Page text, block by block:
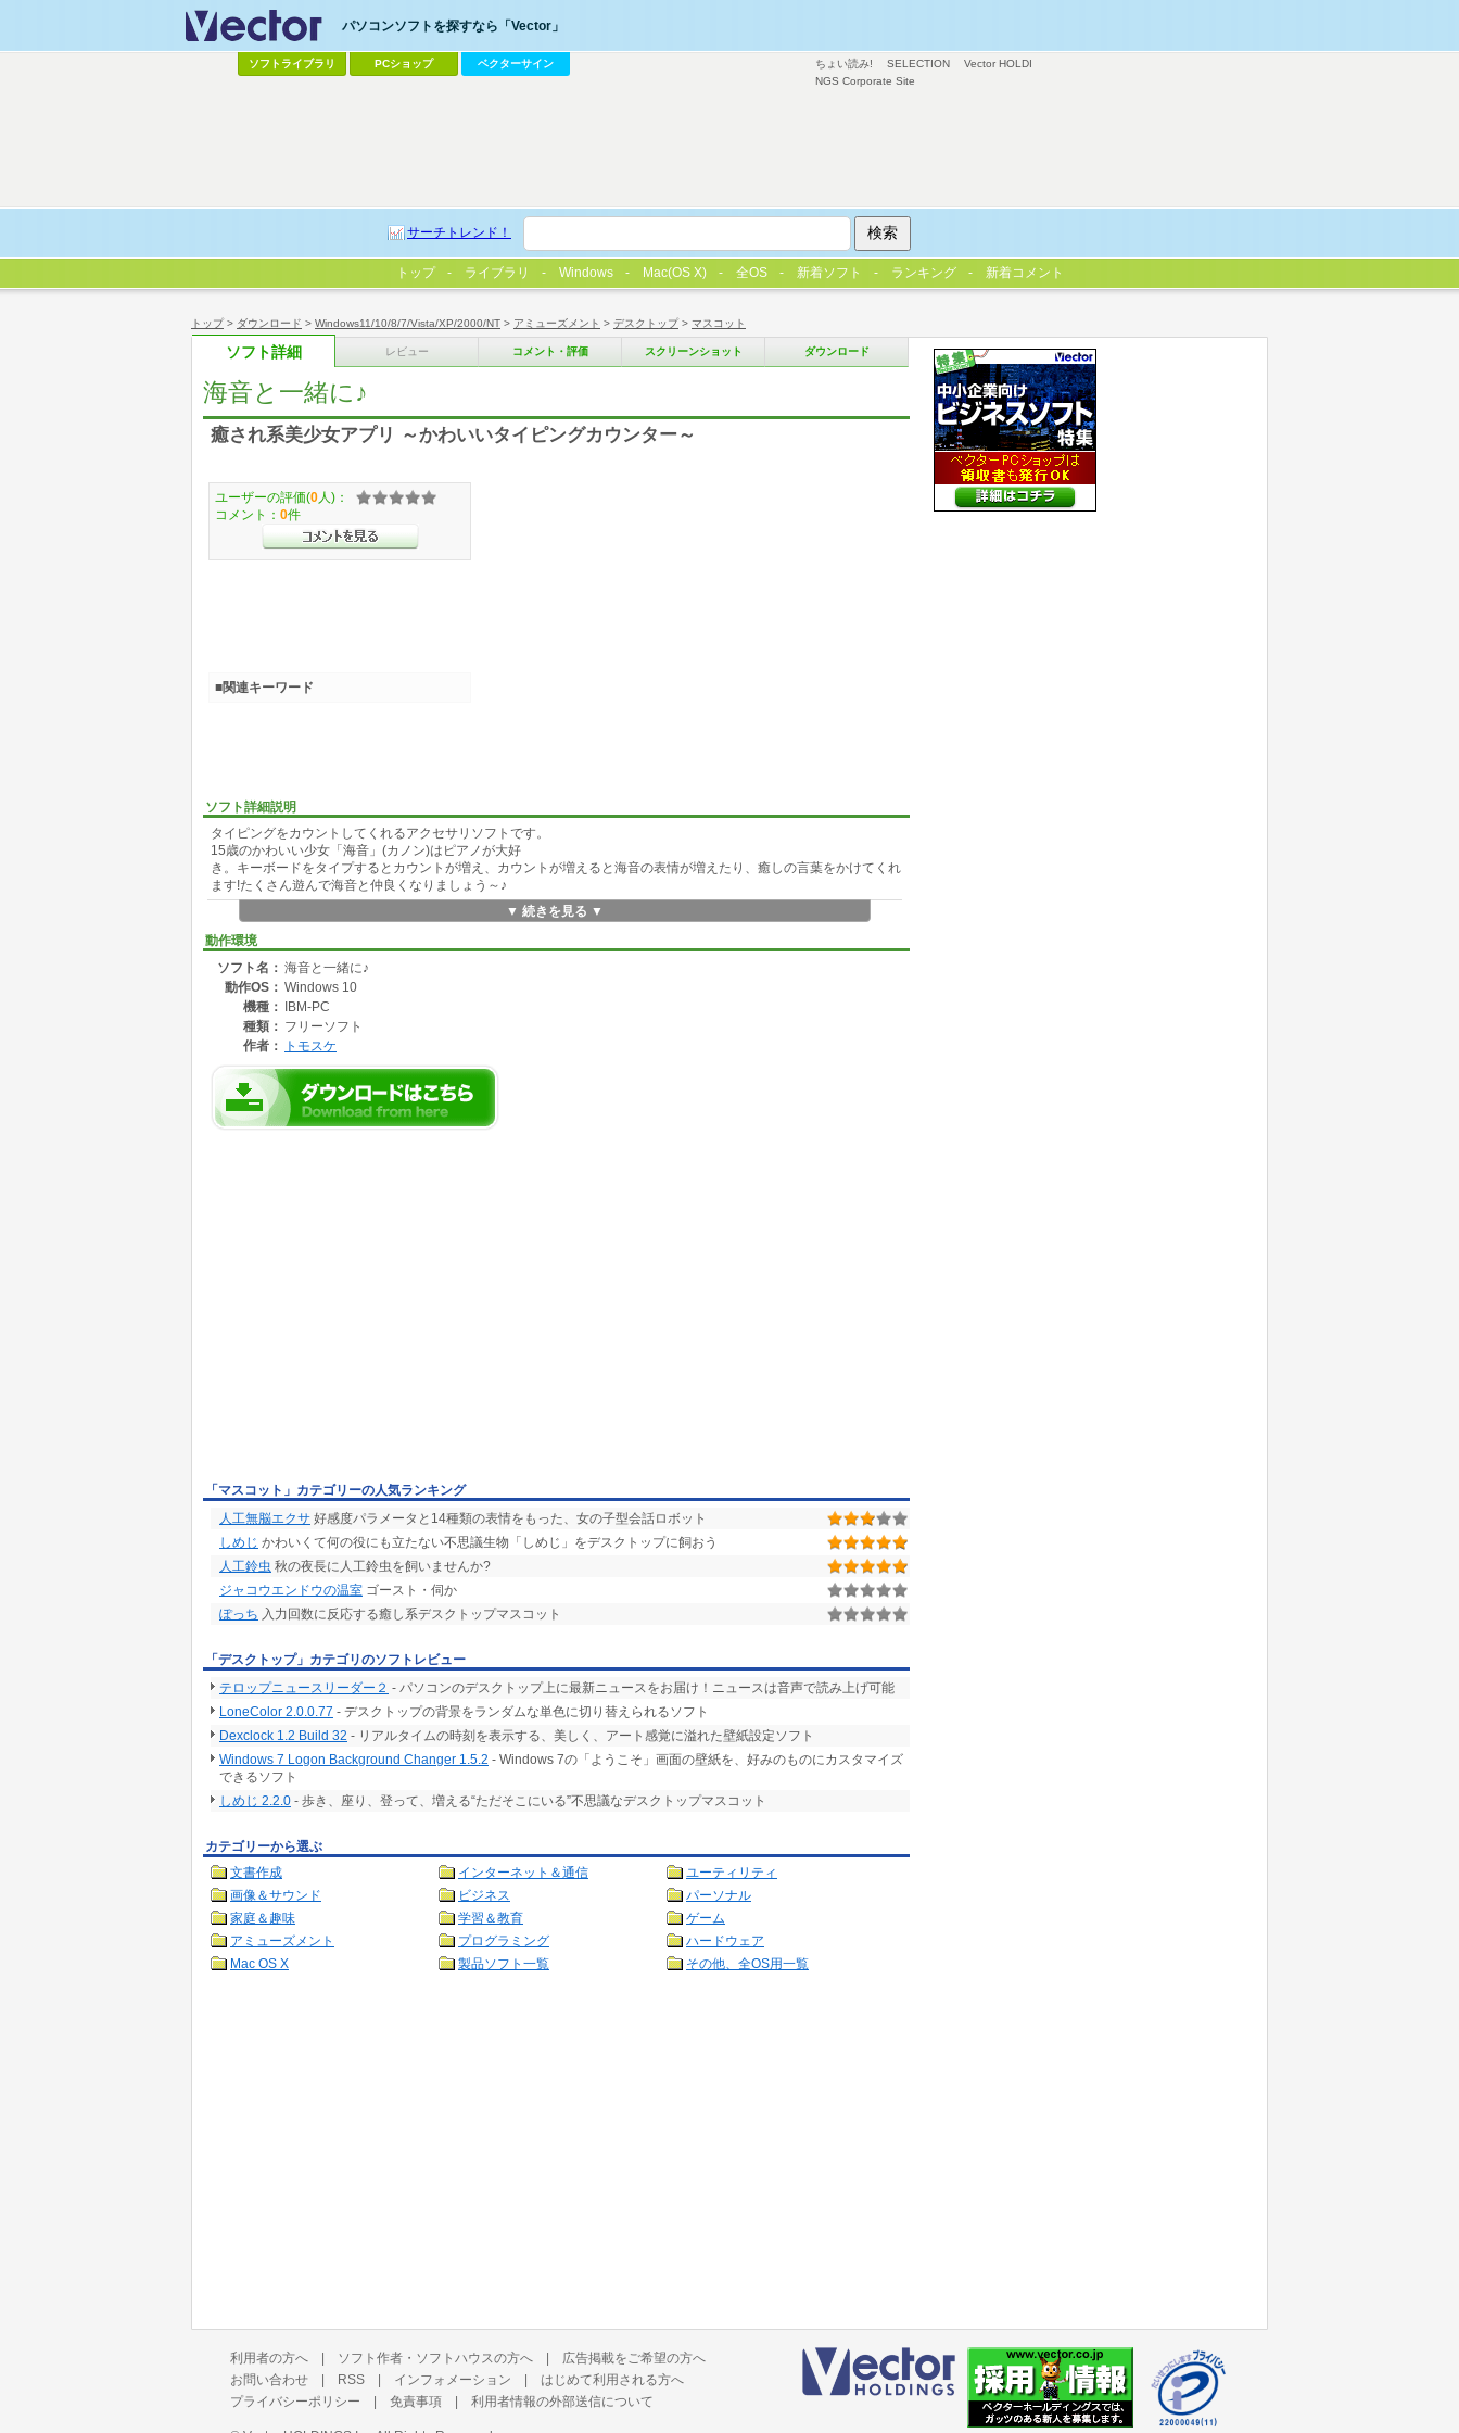
トップ> ダウンロード > Windows11/10/8/7/Vista/XP/2000/NT > アミューズメント > デスクトップ> マスコット
ソフト詳細 レビュー コメント・評価 スクリーンショット ダウンロード
海音と一緒に♪
癒され系美少女アプリ ～かわいいタイピングカウンター～
ソフト詳細説明
タイピングをカウントしてくれるアクセサリソフトです。
15歳のかわいい少女「海音」(カノン)はピアノが大好
き。キーボードをタイプするとカウントが増え、カウントが増えると海音の表情が増えたり、癒しの言葉をかけてくれ
ます!たくさん遊んで海音と仲良くなりましょう～♪
▼ 続きを見る ▼
動作環境
ソフト名： 海音と一緒に♪
動作OS： Windows 10
機種：
IBM-PC
種類： フリーソフト
作者：
トモスケ
ユーザーの評価(0 人)：
コメント： 0件
■関連キーワード
「マスコット」カテゴリーの人気ランキング
人工無脳エクサ 好感度パラメータと14種類の表情をもった、女の子型会話ロボット
しめじ かわいくて何の役にも立たない不思議生物「しめじ」をデスクトップに飼おう
人工鈴虫 秋の夜長に人工鈴虫を飼いませんか?
ジャコウエンドウの温室 ゴースト・伺か
ぽっち 入力回数に反応する癒し系デスクトップマスコット
「デスクトップ」カテゴリのソフトレビュー
テロップニュースリーダー２ - パソコンのデスクトップ上に最新ニュースをお届け！ニュースは音声で読み上げ可能
LoneColor 2.0.0.77 - デスクトップの背景をランダムな単色に切り替えられるソフト
Dexclock 1.2 Build 32 - リアルタイムの時刻を表示する、美しく、アート感覚に溢れた壁紙設定ソフト
Windows 7 Logon Background Changer 1.5.2 - Windows 7の「ようこそ」画面の壁紙を、好みのものにカスタマイズ
できるソフト
しめじ 2.2.0 - 歩き、座り、登って、増える“ただそこにいる”不思議なデスクトップマスコット
カテゴリーから選ぶ
文書作成
インターネット＆通信
ユーティリティ
画像＆サウンド
ビジネス
パーソナル
家庭＆趣味
学習＆教育
ゲーム
アミューズメント
プログラミング
ハードウェア
Mac OS X
製品ソフト一覧 その他、全OS用一覧
ちょい読み! SELECTION
Vector HOLDI
NGS Corporate Site
パソコンソフトを探すなら「Vector」
ソフトライブラリ PCショップ ベクターサイン
サーチトレンド！
トップ ライブラリ Windows Mac(OS X) 全OS 新着ソフト ランキング 新着コメント
利用者の方へ | ソフト作者・ソフトハウスの方へ | 広告掲載をご希望の方へ
お問い合わせ | RSS | インフォメーション | はじめて利用される方へ
プライバシーポリシー | 免責事項 | 利用者情報の外部送信について